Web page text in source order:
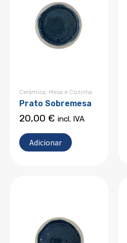
Cerâmica, Mesa e Cozinha
Prato Sobremesa
20,00 € incl. IVA
Adicionar